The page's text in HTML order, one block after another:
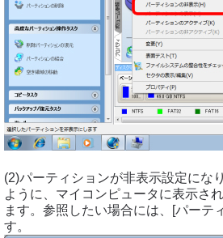
(2)パーティションが非表示設定にな
ように、マイコンピュータに表示さ
ます。参照したい場合には、[パーテ
す。